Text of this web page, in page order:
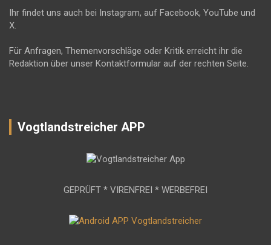
Ihr findet uns auch bei Instagram, auf Facebook, YouTube und
X.
Für Anfragen, Themenvorschläge oder Kritik erreicht ihr die
Redaktion über unser Kontaktformular auf der rechten Seite.
Vogtlandstreicher APP
GEPRÜFT * VIRENFREI * WERBEFREI